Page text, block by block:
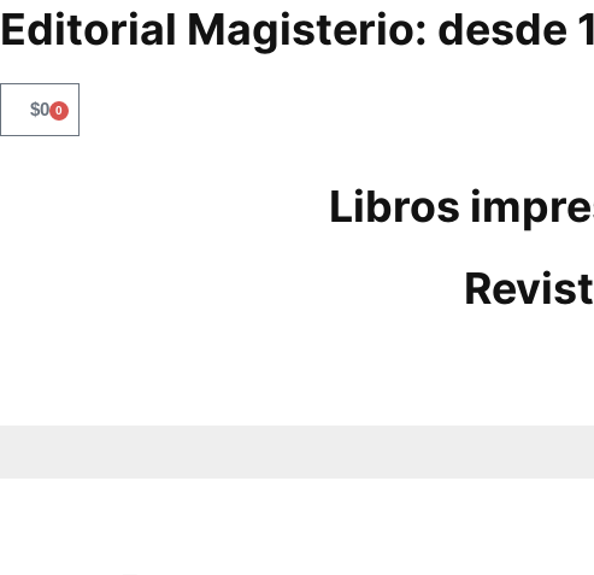
Editorial Magisterio: desde
$0 0
Libros